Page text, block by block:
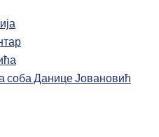
соба Данице Јовановић